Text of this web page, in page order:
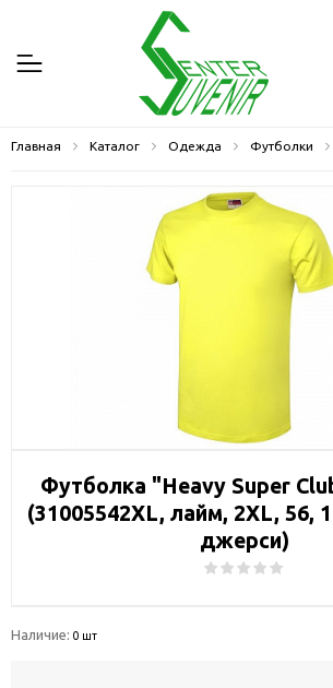
Главная Каталог Одежда Футболки
Футболка "Heavy Super
(31005542XL, лайм, 2XL, 56,
джерси)
Наличие: 0 шт